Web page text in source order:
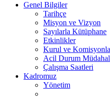
Genel Bilgiler
Tarihçe
Misyon ve Vizyon
Sayılarla Kütüphane
Etkinlikler
Kurul ve
Acil Durum
Çalışma Saatleri
Kadromuz
Yönetim